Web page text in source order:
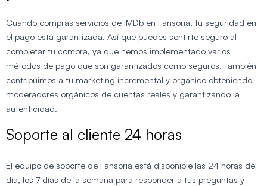
Cuando compras servicios de IMDb en Fansoria, tu seguridad en
el pago está garantizada. Así que puedes sentirte seguro al
completar tu compra, ya que hemos implementado varios
métodos de pago que son garantizados como seguros. También
contribuimos a tu marketing incremental y orgánico obteniendo
moderadores orgánicos de cuentas reales y garantizando la
autenticidad.
Soporte al cliente 24 horas
El equipo de soporte de Fansoria está disponible las 24 horas del
día, los 7 días de la semana para responder a tus preguntas y